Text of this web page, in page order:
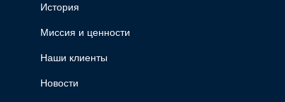
История
Миссия и ценности
Наши клиенты
Новости